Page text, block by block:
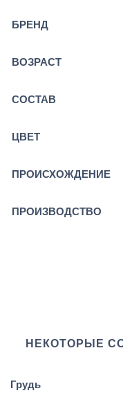
БРЕНД
ВОЗРАСТ
СОСТАВ
ЦВЕТ
ПРОИСХОЖДЕНИЕ
ПРОИЗВОДСТВО
НЕКОТОРЫЕ
Грудь